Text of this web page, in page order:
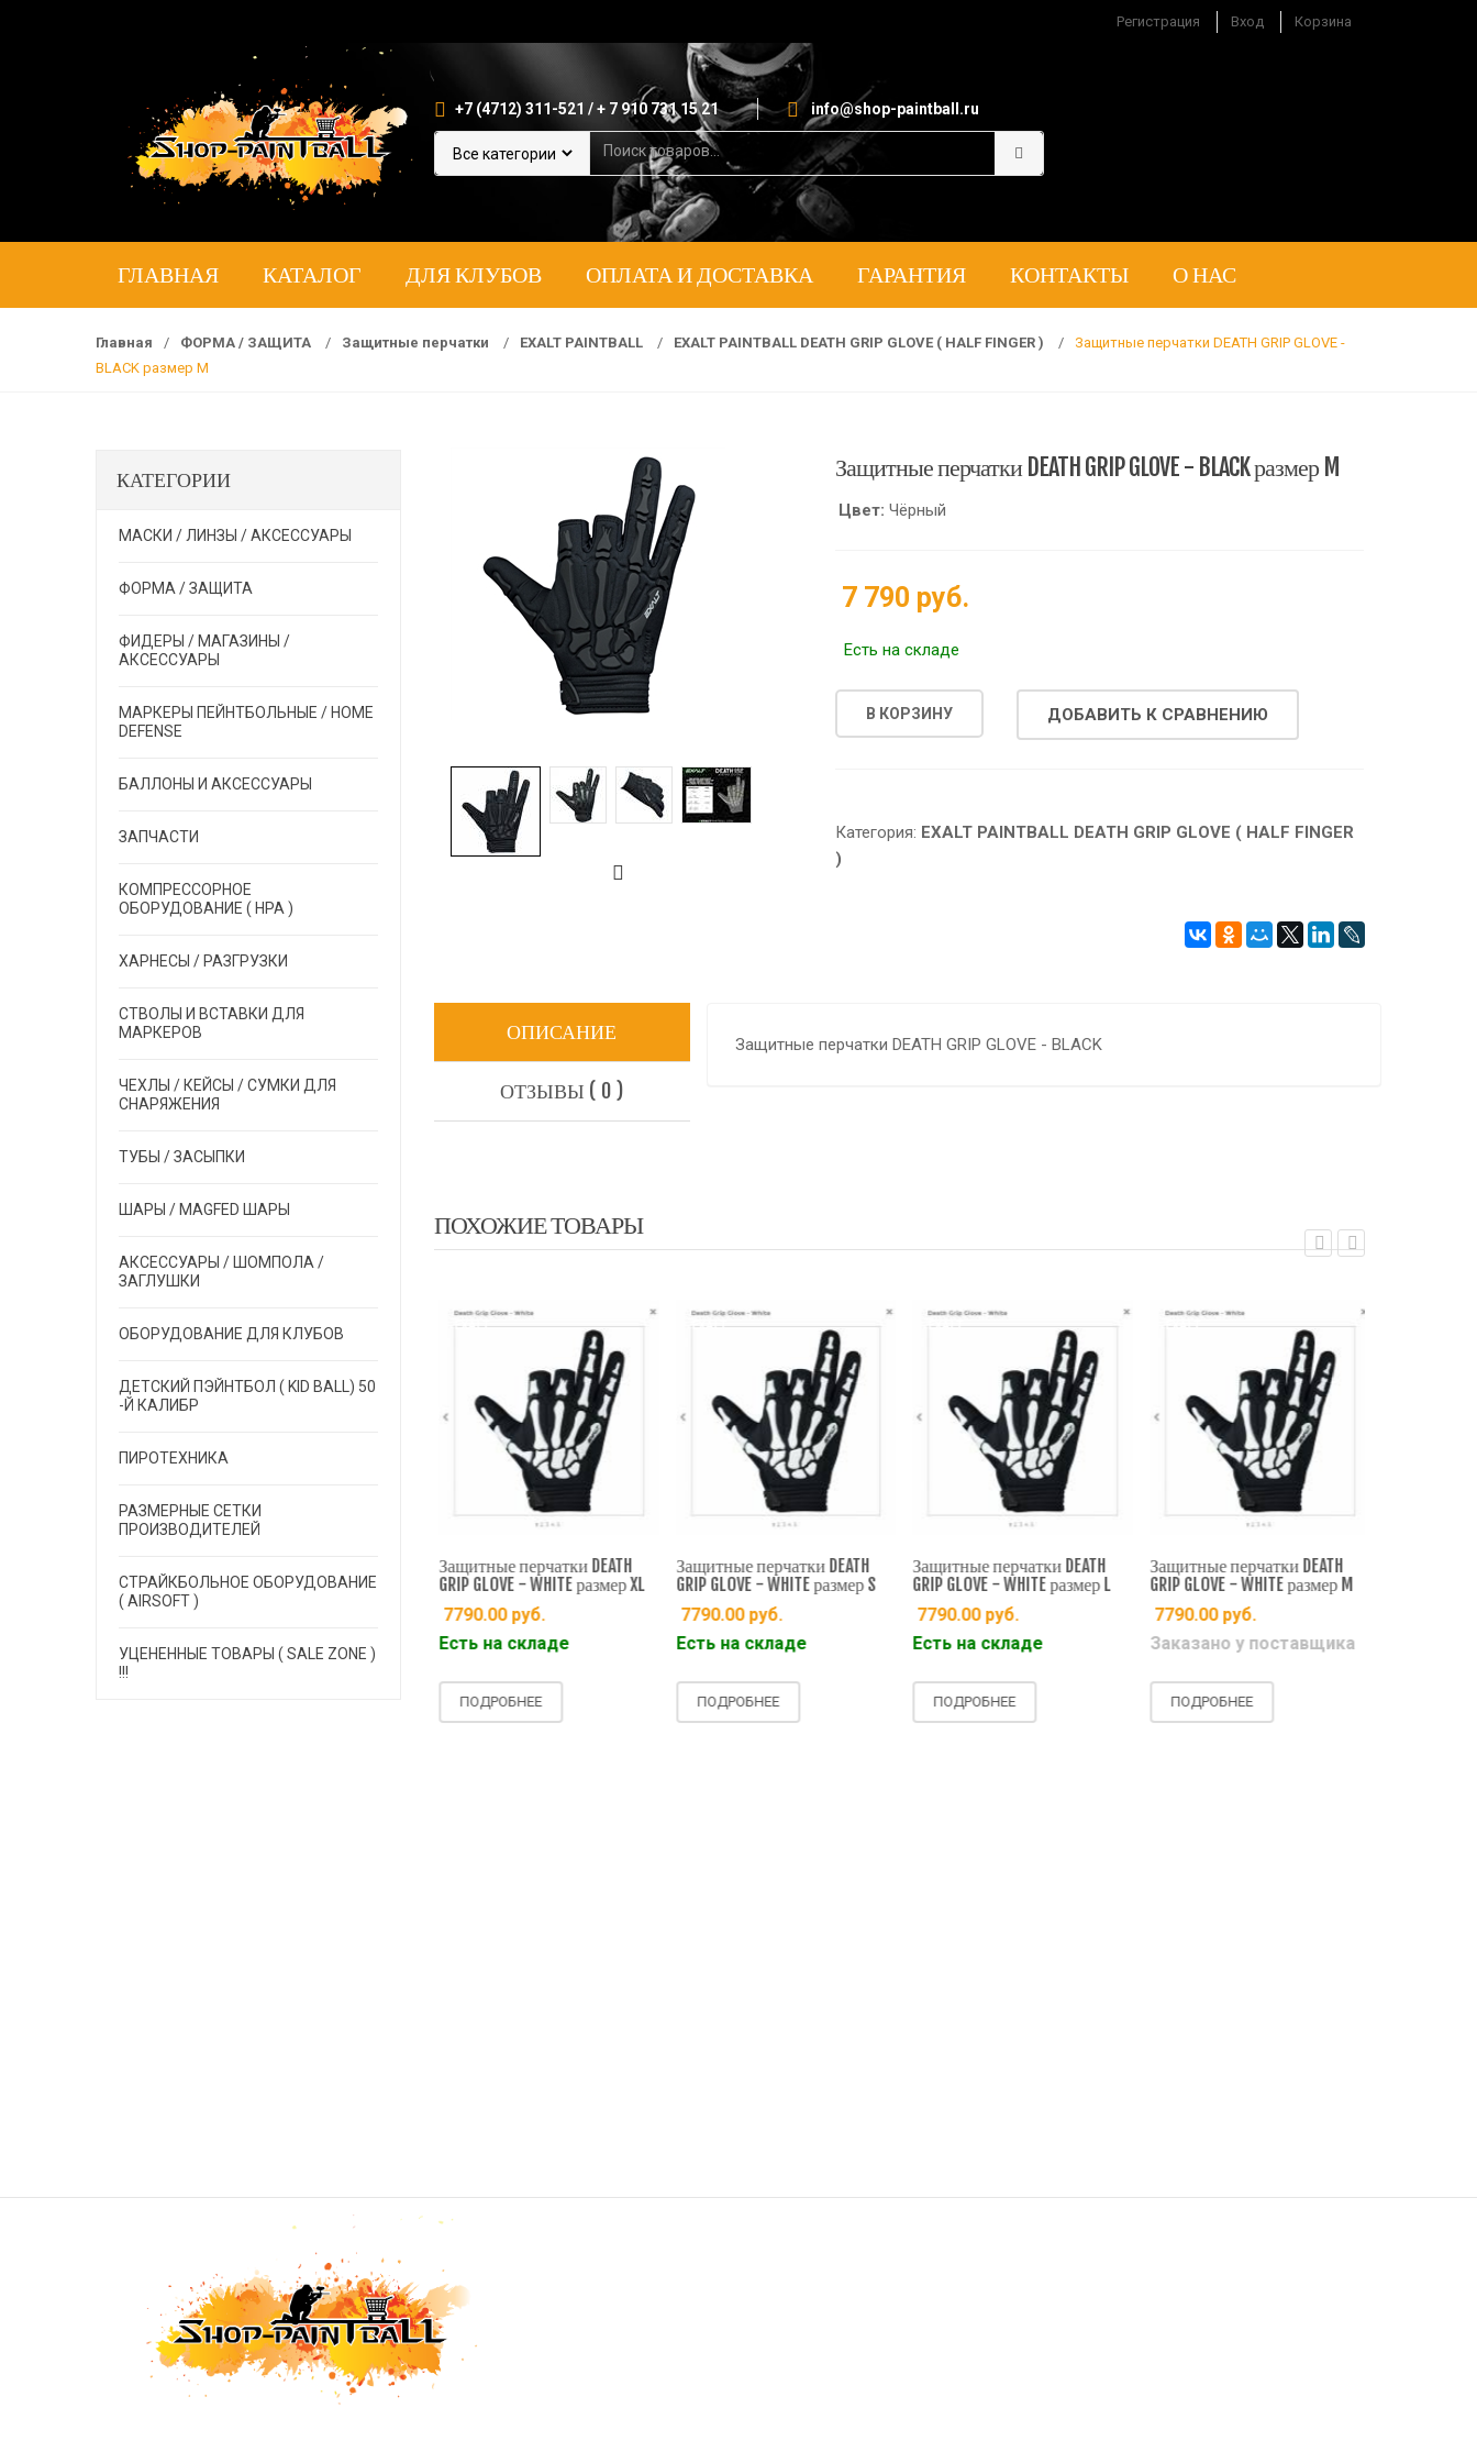
Регистрация Вход Корзина
+7 (4712) 311-521 / + 7 910 731 15 21 info@shop-paintball.ru
f
:
ГЛАВНАЯ КАТАЛОГ ДЛЯ КЛУБОВ ОПЛАТА И ДОСТАВКА ГАРАНТИЯ КОНТАКТЫ О НАС
Главная / ФОРМА / ЗАЩИТА / Защитные перчатки / EXALT PAINTBALL / EXALT PAINTBALL DEATH GRIP GLOVE ( HALF FINGER ) /
Защитные перчатки DEATH GRIP GLOVE -
BLACK размер M
КАТЕГОРИИ
МАСКИ / ЛИНЗЫ / АКСЕССУАРЫ
ФОРМА / ЗАЩИТА
ФИДЕРЫ / МАГАЗИНЫ /
АКСЕССУАРЫ
МАРКЕРЫ ПЕЙНТБОЛЬНЫЕ / HOME
DEFENSE
БАЛЛОНЫ И АКСЕССУАРЫ
ЗАПЧАСТИ
КОМПРЕССОРНОЕ
ОБОРУДОВАНИЕ ( HPA )
ХАРНЕСЫ / РАЗГРУЗКИ
СТВОЛЫ И ВСТАВКИ ДЛЯ
МАРКЕРОВ
ЧЕХЛЫ / КЕЙСЫ / СУМКИ ДЛЯ
СНАРЯЖЕНИЯ
ТУБЫ / ЗАСЫПКИ
ШАРЫ / MAGFED ШАРЫ
АКСЕССУАРЫ / ШОМПОЛА /
ЗАГЛУШКИ
ОБОРУДОВАНИЕ ДЛЯ КЛУБОВ
ДЕТСКИЙ ПЭЙНТБОЛ ( KID BALL) 50
-Й КАЛИБР
ПИРОТЕХНИКА
РАЗМЕРНЫЕ СЕТКИ
ПРОИЗВОДИТЕЛЕЙ
СТРАЙКБОЛЬНОЕ ОБОРУДОВАНИЕ
( AIRSOFT )
УЦЕНЕННЫЕ ТОВАРЫ ( SALE ZONE )
!!!
Защитные перчатки DEATH GRIP GLOVE - BLACK размер M
Цвет:Чёрный
7 790 руб.
Есть на складе
В КОРЗИНУ ДОБАВИТЬ К СРАВНЕНИЮ
Категория: EXALT PAINTBALL DEATH GRIP GLOVE ( HALF FINGER
)
ОПИСАНИЕ
ОТЗЫВЫ ( 0 )
Защитные перчатки DEATH GRIP GLOVE - BLACK
ПОХОЖИЕ ТОВАРЫ
- BLACK размер M
EXALT
GRIP GLOVE - BLACK размер L
7790.00
EXALT
Защитные перчатки DEATH
GRIP GLOVE - WHITE размер XL
7790.00руб.
Есть на складе
ПОДРОБНЕЕ
EXALT
Защитные перчатки DEATH
GRIP GLOVE - WHITE размер S
7790.00руб.
Есть на складе
ПОДРОБНЕЕ
EXALT
Защитные перчатки DEATH
GRIP GLOVE - WHITE размер L
7790.00руб.
Есть на складе
ПОДРОБНЕЕ
EXALT
Защитные перчатки DEATH
GRIP GLOVE - WHITE размер M
7790.00руб.
Заказано у поставщика
ПОДРОБНЕЕ